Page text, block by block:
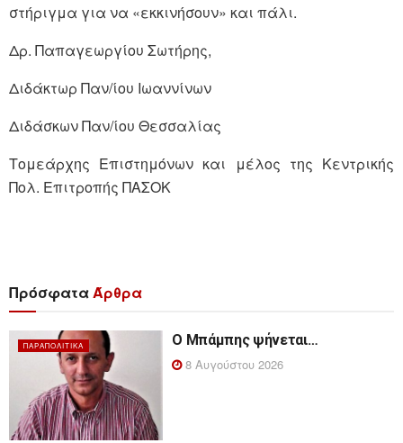
στήριγμα για να «εκκινήσουν» και πάλι.
Δρ. Παπαγεωργίου Σωτήρης,
Διδάκτωρ Παν/ίου Ιωαννίνων
Διδάσκων Παν/ίου Θεσσαλίας
Τομεάρχης Επιστημόνων και μέλος της Κεντρικής
Πολ. Επιτροπής ΠΑΣΟΚ
Πρόσφατα Άρθρα
ΠΑΡΑΠΟΛΙΤΙΚΆ
Ο Μπάμπης ψήνεται…
8 Αυγούστου 2026